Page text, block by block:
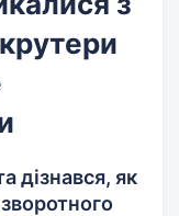
дізнався, як